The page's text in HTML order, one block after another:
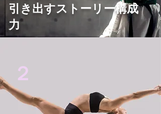
引き出すストーリー構成
力
２